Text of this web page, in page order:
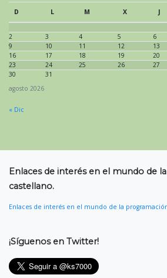
agosto 2026
D L M X J
2
3 4 5 6
9
10 11 12 13
16
17 18 19 20
23
24 25 26 27
30
31
« Dic
Enlaces de interés en el mundo de
castellano.
Enlaces de interés en el mundo de la
¡Síguenos en Twitter!